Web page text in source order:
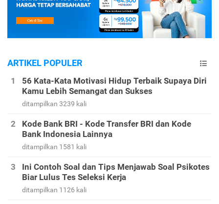
ARTIKEL POPULER
56 Kata-Kata Motivasi Hidup Terbaik Supaya Diri
Kamu Lebih Semangat dan Sukses
ditampilkan 3239 kali
Kode Bank BRI - Kode Transfer BRI dan Kode
Bank Indonesia Lainnya
ditampilkan 1581 kali
Ini Contoh Soal dan Tips Menjawab Soal Psikotes
Biar Lulus Tes Seleksi Kerja
ditampilkan 1126 kali